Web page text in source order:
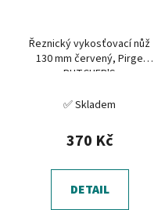
Řeznický vykosťovací nůž
130 mm červený, Pirge
BUTCHER'S
✅ Skladem
370 Kč
DETAIL